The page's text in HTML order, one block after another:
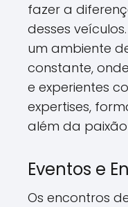
fazer a
desses
um ambiente
constante,
e experientes
expertises,
além da
Eventos e
Os encontros